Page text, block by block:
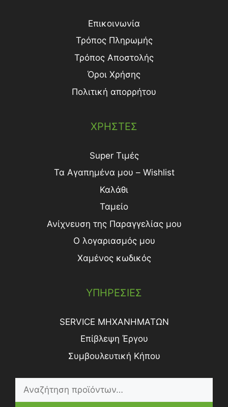
Επικοινωνία
Τρόπος Πληρωμής
Τρόπος Aποστολής
Όροι Χρήσης
Πολιτική απορρήτου
ΧΡΗΣΤΕΣ
Super Τιμές
Τα Αγαπημένα μου – Wishlist
Καλάθι
Ταμείο
Ανίχνευση της Παραγγελίας μου
Ο λογαριασμός μου
Χαμένος κωδικός
ΥΠΗΡΕΣΙΕΣ
SERVICE ΜΗΧΑΝΗΜΑΤΩΝ
Επίβλεψη Έργου
Συμβουλευτική Κήπου